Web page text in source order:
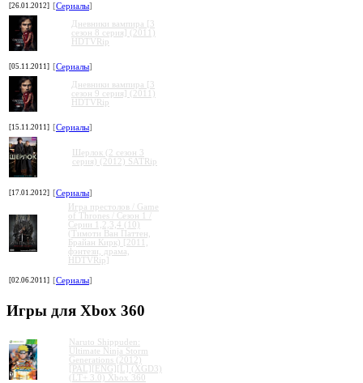
[26.01.2012] [Сериалы]
Дневники вампира [3
сезон 8 серия] (2011)
HDTVRip
[05.11.2011] [Сериалы]
Дневники вампира [3
сезон 9 серия] (2011)
HDTVRip
[15.11.2011] [Сериалы]
Шерлок (2 сезон 3
серия) (2012) SATRip
[17.01.2012] [Сериалы]
Игра престолов / Game
of Thrones / Сезон 1 /
Серии 1,2,3,4 (10)
(Тимоти Ван Паттен,
Брайан Кирк) [2011,
фэнтези, драма,
HDTVRip]
[02.06.2011] [Сериалы]
Игры для Xbox 360
Naruto Shippuden:
Ultimate Ninja Storm
Generations (2012)
[PAL][ENG][L] (XGD3)
(LT+ 3.0) Xbox 360